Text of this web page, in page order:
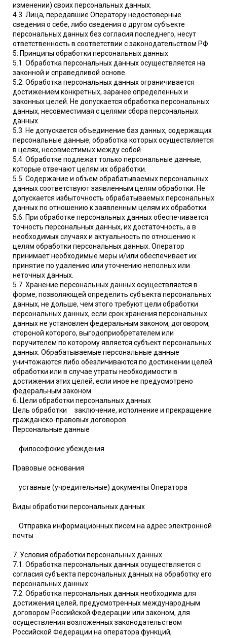
изменении) своих персональных данных.
4.3. Лица, передавшие Оператору недостоверные
сведения о себе, либо сведения о другом субъекте
персональных данных без согласия последнего, несут
ответственность в соответствии с законодательством РФ.
5. Принципы обработки персональных данных
5.1. Обработка персональных данных осуществляется на
законной и справедливой основе.
5.2. Обработка персональных данных ограничивается
достижением конкретных, заранее определенных и
законных целей. Не допускается обработка персональных
данных, несовместимая с целями сбора персональных
данных.
5.3. Не допускается объединение баз данных, содержащих
персональные данные, обработка которых осуществляется
в целях, несовместимых между собой.
5.4. Обработке подлежат только персональные данные,
которые отвечают целям их обработки.
5.5. Содержание и объем обрабатываемых персональных
данных соответствуют заявленным целям обработки. Не
допускается избыточность обрабатываемых персональных
данных по отношению к заявленным целям их обработки.
5.6. При обработке персональных данных обеспечивается
точность персональных данных, их достаточность, а в
необходимых случаях и актуальность по отношению к
целям обработки персональных данных. Оператор
принимает необходимые меры и/или обеспечивает их
принятие по удалению или уточнению неполных или
неточных данных.
5.7. Хранение персональных данных осуществляется в
форме, позволяющей определить субъекта персональных
данных, не дольше, чем этого требуют цели обработки
персональных данных, если срок хранения персональных
данных не установлен федеральным законом, договором,
стороной которого, выгодоприобретателем или
поручителем по которому является субъект персональных
данных. Обрабатываемые персональные данные
уничтожаются либо обезличиваются по достижении целей
обработки или в случае утраты необходимости в
достижении этих целей, если иное не предусмотрено
федеральным законом.
6. Цели обработки персональных данных
Цель обработки заключение, исполнение и прекращение
гражданско-правовых договоров
Персональные данные
философские убеждения
Правовые основания
уставные (учредительные) документы Оператора
Виды обработки персональных данных
Отправка информационных писем на адрес электронной
почты
7. Условия обработки персональных данных
7.1. Обработка персональных данных осуществляется с
согласия субъекта персональных данных на обработку его
персональных данных.
7.2. Обработка персональных данных необходима для
достижения целей, предусмотренных международным
договором Российской Федерации или законом, для
осуществления возложенных законодательством
Российской Федерации на оператора функций,